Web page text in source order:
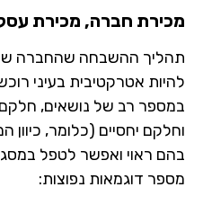
חברה, מכירת עסק
ההשבחה שהחברה שלכם
אטרקטיבית בעיני רוכשים
רב של נושאים, חלקם
יחסיים (כלומר, כיוון
ראוי ואפשר לטפל במסגרת
דוגמאות נפוצות: